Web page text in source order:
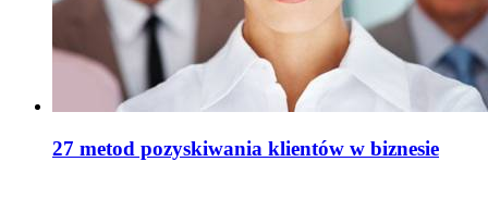
27 metod pozyskiwania klientów w biznesie